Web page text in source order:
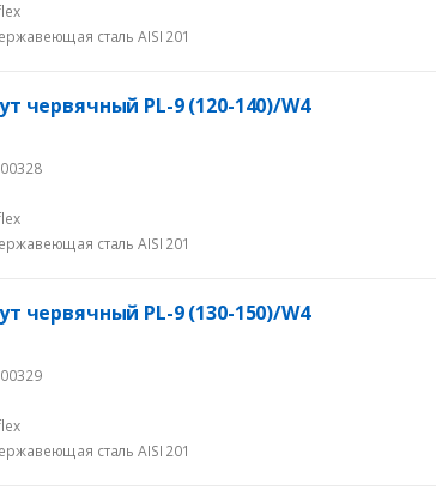
сталь AISI 201
червячный PL-9 (120-140)/W4
сталь AISI 201
червячный PL-9 (130-150)/W4
сталь AISI 201